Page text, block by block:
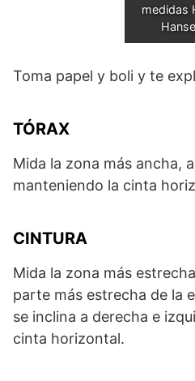
medidas
Toma papel y boli y te
TÓRAX
Mida la zona más ancha,
manteniendo la cinta
CINTURA
Mida la zona más
parte más estrecha de la
se inclina a derecha e
cinta horizontal.